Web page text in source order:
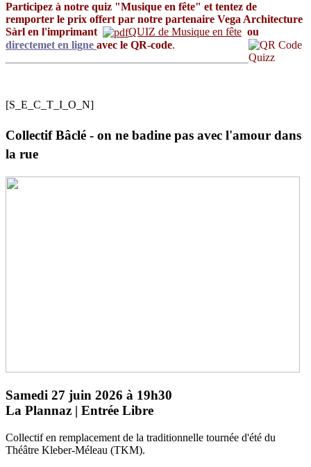
Participez à notre quiz "Musique en fête" et tentez de
remporter le prix offert par notre partenaire Vega Architecture
Sàrl en l'imprimant
QUIZ de Musique en fête ou
directemet en ligne avec le QR-code.
[S_E_C_T_I_O_N]
Collectif Bâclé - on ne badine pas avec l'amour dans
la rue
Samedi 27 juin 2026 à 19h30
La Plannaz | Entrée Libre
Collectif en remplacement de la traditionnelle tournée d'été du
Théâtre Kleber-Méleau (TKM).